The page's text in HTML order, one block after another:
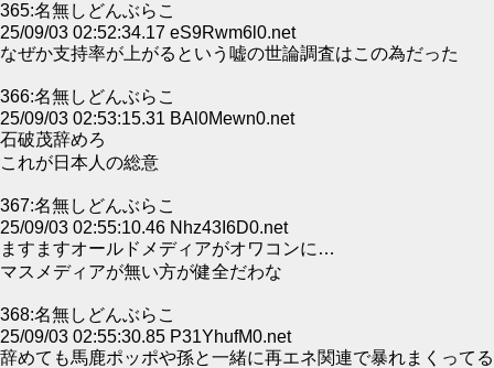
365:名無しどんぶらこ
25/09/03 02:52:34.17 eS9Rwm6l0.net
なぜか支持率が上がるという嘘の世論調査はこの為だった
366:名無しどんぶらこ
25/09/03 02:53:15.31 BAl0Mewn0.net
石破茂辞めろ
これが日本人の総意
367:名無しどんぶらこ
25/09/03 02:55:10.46 Nhz43I6D0.net
ますますオールドメディアがオワコンに…
マスメディアが無い方が健全だわな
368:名無しどんぶらこ
25/09/03 02:55:30.85 P31YhufM0.net
辞めても馬鹿ポッポや孫と一緒に再エネ関連で暴れまくってる